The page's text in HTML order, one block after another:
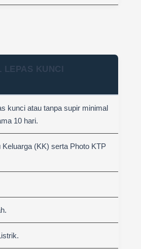
LEPAS KUNCI
kunci atau tanpa supir minimal
10 hari.
Keluarga (KK) serta Photo KTP